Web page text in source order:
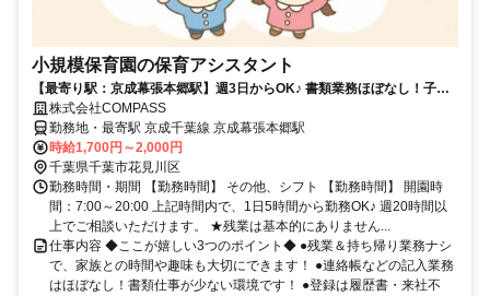
小規模保育園の保育アシスタント
【最寄り駅：京成幕張本郷駅】週3日からOK♪ 書類業務ほぼなし！子ど
もたちとじっくり関われる環境★
株式会社COMPASS
勤務地・最寄駅 京成千葉線 京成幕張本郷駅
時給1,700円～2,000円
千葉県千葉市花見川区
勤務時間・期間 【勤務時間】 その他、シフト 【勤務時間】 開園時
間：7:00～20:00 上記時間内で、1日5時間から勤務OK♪ 週20時間以
上でご相談いただけます。 ★残業は基本的にありません...
仕事内容 ◆ここが嬉しい3つのポイント◆ ●残業＆持ち帰り業務ナシ
で、家族との時間や趣味も大切にできます！ ●連絡帳などの記入業務
はほぼなし！書類仕事が少ない環境です！ ●登録は履歴書・来社不